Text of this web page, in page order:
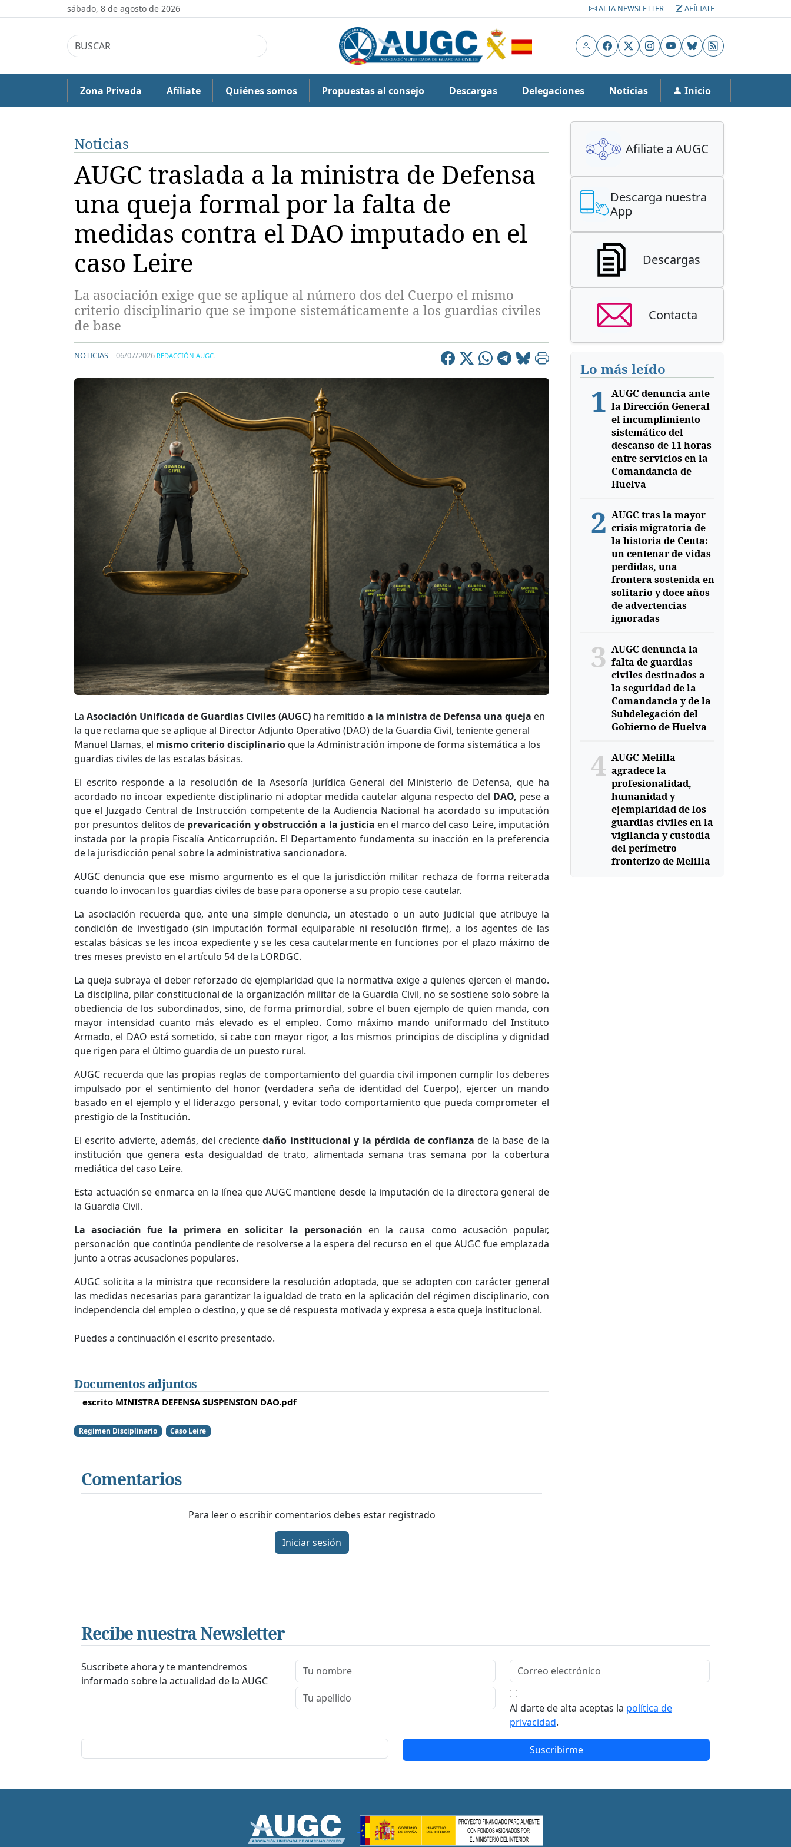
sábado, 8 de agosto de 2026 ALTA NEWSLETTER AFÍLIATE
UsuarioFacebook
X Instagram
YouTubeBluesky
RSS
Zona Privada Afíliate Quiénes somos Propuestas al consejo Descargas Delegaciones Noticias Inicio
Noticias
AUGC traslada a la ministra de Defensa
una queja formal por la falta de
medidas contra el DAO imputado en el
caso Leire
La asociación exige que se aplique al número dos del Cuerpo el mismo
criterio disciplinario que se impone sistemáticamente a los guardias civiles
de base
NOTICIAS | 06/07/2026 REDACCIÓN AUGC.
La Asociación Unificada de Guardias Civiles (AUGC) ha remitido a la ministra de Defensa una queja en
la que reclama que se aplique al Director Adjunto Operativo (DAO) de la Guardia Civil, teniente general
Manuel Llamas, el mismo criterio disciplinarioque la Administración impone de forma sistemática a los
guardias civiles de las escalas básicas.
El escrito responde a la resolución de la Asesoría Jurídica General del Ministerio de Defensa, que ha
acordado no incoar expediente disciplinario ni adoptar medida cautelar alguna respecto del DAO, pese a
que el Juzgado Central de Instrucción competente de la Audiencia Nacional ha acordado su imputación
por presuntos delitos de prevaricación y obstrucción a la justicia en el marco del caso Leire, imputación
instada por la propia Fiscalía Anticorrupción. El Departamento fundamenta su inacción en la preferencia
de la jurisdicción penal sobre la administrativa sancionadora.
AUGC denuncia que ese mismo argumento es el que la jurisdicción militar rechaza de forma reiterada
cuando lo invocan los guardias civiles de base para oponerse a su propio cese cautelar.
La asociación recuerda que, ante una simple denuncia, un atestado o un auto judicial que atribuye la
condición de investigado (sin imputación formal equiparable ni resolución firme), a los agentes de las
escalas básicas se les incoa expediente y se les cesa cautelarmente en funciones por el plazo máximo de
tres meses previsto en el artículo 54 de la LORDGC.
La queja subraya el deber reforzado de ejemplaridad que la normativa exige a quienes ejercen el mando.
La disciplina, pilar constitucional de la organización militar de la Guardia Civil, no se sostiene solo sobre la
obediencia de los subordinados, sino, de forma primordial, sobre el buen ejemplo de quien manda, con
mayor intensidad cuanto más elevado es el empleo. Como máximo mando uniformado del Instituto
Armado, el DAO está sometido, si cabe con mayor rigor, a los mismos principios de disciplina y dignidad
que rigen para el último guardia de un puesto rural.
AUGC recuerda que las propias reglas de comportamiento del guardia civil imponen cumplir los deberes
impulsado por el sentimiento del honor (verdadera seña de identidad del Cuerpo), ejercer un mando
basado en el ejemplo y el liderazgo personal, y evitar todo comportamiento que pueda comprometer el
prestigio de la Institución.
El escrito advierte, además, del crecientedaño institucional y la pérdida de confianza de la base de la
institución que genera esta desigualdad de trato, alimentada semana tras semana por la cobertura
mediática del caso Leire.
Esta actuación se enmarca en la línea que AUGC mantiene desde la imputación de la directora general de
la Guardia Civil.
La asociación fue la primera en solicitar la personación en la causa como acusación popular,
personación que continúa pendiente de resolverse a la espera del recurso en el que AUGC fue emplazada
junto a otras acusaciones populares.
AUGC solicita a la ministra que reconsidere la resolución adoptada, que se adopten con carácter general
las medidas necesarias para garantizar la igualdad de trato en la aplicación del régimen disciplinario, con
independencia del empleo o destino, y que se dé respuesta motivada y expresa a esta queja institucional.
Puedes a continuación el escrito presentado.
Documentos adjuntos
escrito MINISTRA DEFENSA SUSPENSION DAO.pdf
Regimen Disciplinario Caso Leire
Comentarios
Para leer o escribir comentarios debes estar registrado
Iniciar sesión
Afiliate a AUGC
Descarga nuestra
App
Descargas
Contacta
Lo más leído
1 AUGC denuncia ante
la Dirección General
el incumplimiento
sistemático del
descanso de 11 horas
entre servicios en la
Comandancia de
Huelva
2 AUGC tras la mayor
crisis migratoria de
la historia de Ceuta:
un centenar de vidas
perdidas, una
frontera sostenida en
solitario y doce años
de advertencias
ignoradas
3 AUGC denuncia la
falta de guardias
civiles destinados a
la seguridad de la
Comandancia y de la
Subdelegación del
Gobierno de Huelva
4 AUGC Melilla
agradece la
profesionalidad,
humanidad y
ejemplaridad de los
guardias civiles en la
vigilancia y custodia
del perímetro
fronterizo de Melilla
Recibe nuestra Newsletter
Suscríbete ahora y te mantendremos
informado sobre la actualidad de la AUGC
Al darte de alta aceptas la política de
privacidad.
Suscribirme